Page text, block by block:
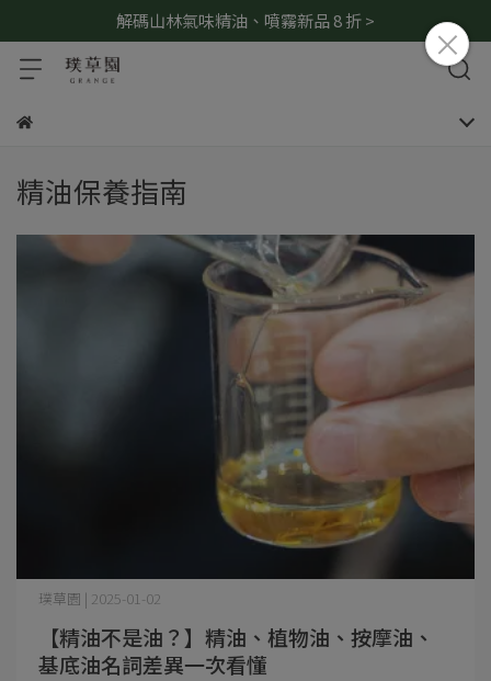
解碼山林氣味精油、噴霧新品 8 折 >
精油保養指南
【精油不是油？】精油、植物油、按摩油、
基底油名詞差異一次看懂
璞草園 | 2025-01-02